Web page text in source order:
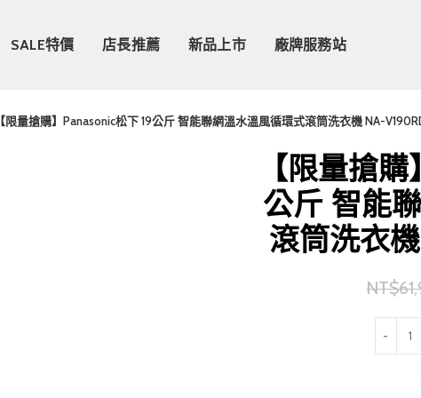
SALE特價 店長推薦 新品上市 廠牌服務站
【限量搶購】Panasonic松下 19公斤 智能聯網溫水溫風循環式滾筒洗衣機 NA-
【限量搶
公斤 智能
滾筒洗衣
NT$
【限量